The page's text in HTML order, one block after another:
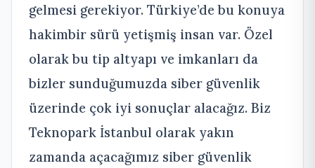
gelmesi gerekiyor. Türkiye’de bu konuya
hakimbir sürü yetişmiş insan var. Özel
olarak bu tip altyapı ve imkanları da
bizler sunduğumuzda siber güvenlik
üzerinde çok iyi sonuçlar alacağız. Biz
Teknopark İstanbul olarak yakın
zamanda açacağımız siber güvenlik